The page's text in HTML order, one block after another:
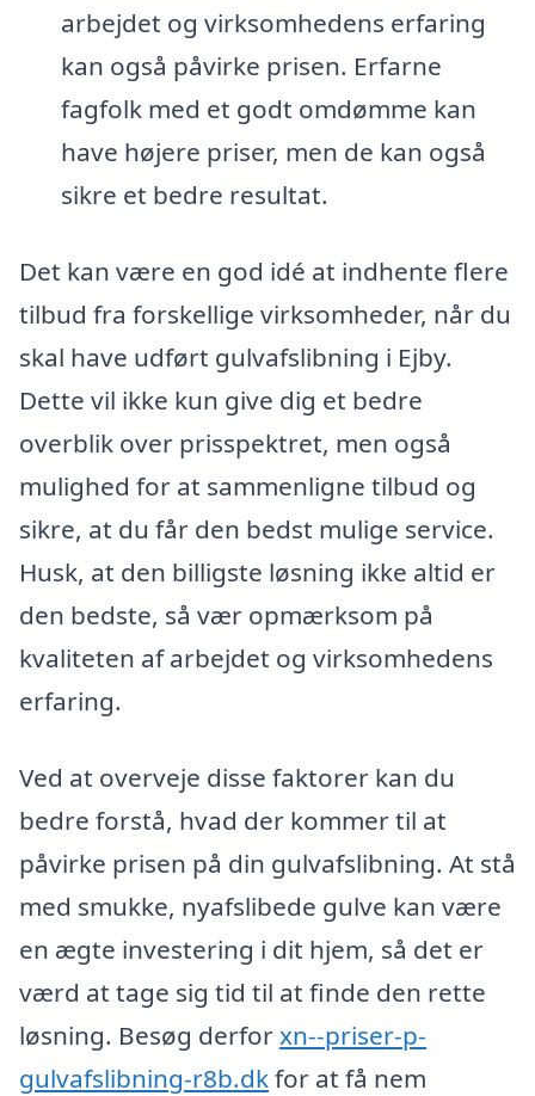
arbejdet og virksomhedens erfaring
kan også påvirke prisen. Erfarne
fagfolk med et godt omdømme kan
have højere priser, men de kan også
sikre et bedre resultat.
Det kan være en god idé at indhente flere
tilbud fra forskellige virksomheder, når du
skal have udført gulvafslibning i Ejby.
Dette vil ikke kun give dig et bedre
overblik over prisspektret, men også
mulighed for at sammenligne tilbud og
sikre, at du får den bedst mulige service.
Husk, at den billigste løsning ikke altid er
den bedste, så vær opmærksom på
kvaliteten af arbejdet og virksomhedens
erfaring.
Ved at overveje disse faktorer kan du
bedre forstå, hvad der kommer til at
påvirke prisen på din gulvafslibning. At stå
med smukke, nyafslibede gulve kan være
en ægte investering i dit hjem, så det er
værd at tage sig tid til at finde den rette
løsning. Besøg derforxn--priser-p-
gulvafslibning-r8b.dkfor at få nem